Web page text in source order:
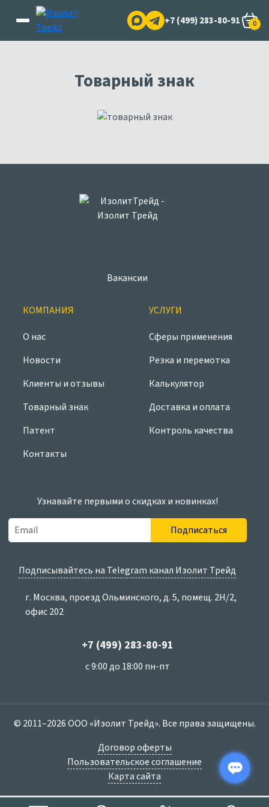
+7 (499) 283-80-91 0
Товарный знак
Вакансии
КОМПАНИЯ
О нас
Новости
Клиенты и отзывы
Товарный знак
Патент
Контакты
УСЛУГИ
Сферы применения
Резка и перемотка
Калькулятор
Доставка и оплата
Контроль качества
Узнавайте первыми о скидках и новинках!
Подписаться
Подписывайтесь на Telegram канал Изолит Трейд
г. Москва, проезд Ольминского, д. 5, помещ. 2Н/2,
офис 202
+7 (499) 283-80-91
с 9:00 до 18:00 пн-пт
© 2011–2026 ООО «Изолит Трейд». Все права защищены.
Договор оферты
Пользовательское соглашение
Карта сайта